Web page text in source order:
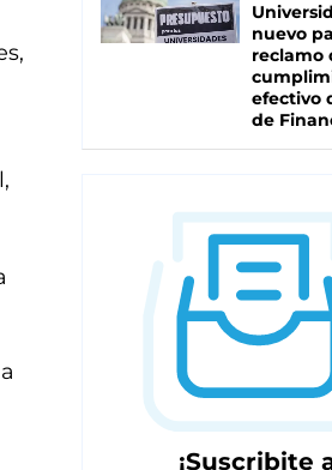
nuevo
reclamo
efectivo
de
¡Suscribite